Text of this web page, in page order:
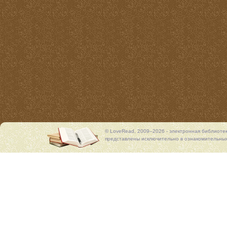
© LoveRead, 2009–2026 - электронная
представлены исключительно в